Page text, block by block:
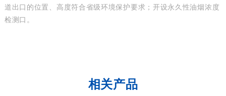
道出口的位置、高度符合省级环境保护要求；开设永久性油烟浓度
检测口。
相关产品